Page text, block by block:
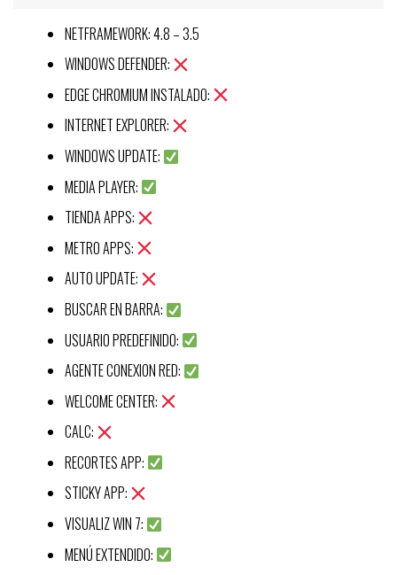
NETFRAMEWORK: 4.8 – 3.5
WINDOWS DEFENDER:
EDGE CHROMIUM INSTALADO:
INTERNET EXPLORER:
WINDOWS UPDATE:
MEDIA PLAYER:
TIENDA APPS:
METRO APPS:
AUTO UPDATE:
BUSCAR EN BARRA:
USUARIO PREDEFINIDO:
AGENTE CONEXION RED:
WELCOME CENTER:
CALC:
RECORTES APP:
STICKY APP:
VISUALIZ WIN 7:
MENÚ EXTENDIDO: